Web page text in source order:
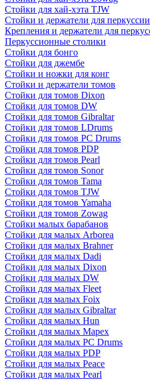
Стойки для хай-хэта TJW
Стойки и держатели для перкуссии
Крепления и держатели для
Перкуссионные столики
Стойки для бонго
Стойки для джембе
Стойки и ножки для конг
Стойки и держатели томов
Стойки для томов Dixon
Стойки для томов DW
Стойки для томов Gibraltar
Стойки для томов LDrums
Стойки для томов PC Drums
Стойки для томов PDP
Стойки для томов Pearl
Стойки для томов Sonor
Стойки для томов Tama
Стойки для томов TJW
Стойки для томов Yamaha
Стойки для томов Zowag
Стойки малых барабанов
Стойки для малых Arborea
Стойки для малых Brahner
Стойки для малых Dadi
Стойки для малых Dixon
Стойки для малых DW
Стойки для малых Fleet
Стойки для малых Foix
Стойки для малых Gibraltar
Стойки для малых Hun
Стойки для малых Mapex
Стойки для малых PC Drums
Стойки для малых PDP
Стойки для малых Peace
Стойки для малых Pearl